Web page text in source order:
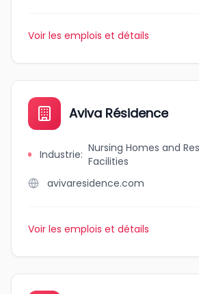
Voir les emplois et détails
Aviva Résidence
Industrie: Nursing Homes and
Facilities
avivaresidence.com
Voir les emplois et détails